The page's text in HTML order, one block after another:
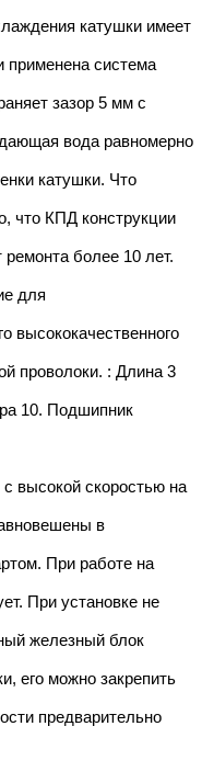
катушки имеет
применена система
зазор 5 мм с
вода равномерно
катушки. Что
что КПД конструкции
более 10 лет.
для
высококачественного
проволоки. : Длина 3
10. Подшипник
высокой скоростью на
в
При работе на
При установке не
железный блок
его можно закрепить
предварительно